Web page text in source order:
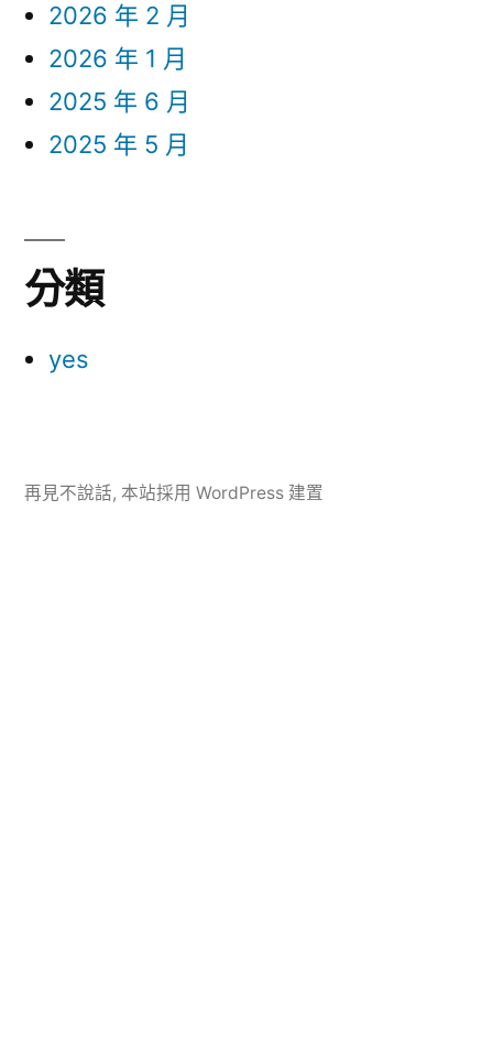
2026 年 2 月
2026 年 1 月
2025 年 6 月
2025 年 5 月
分類
yes
再見不說話, 本站採用 WordPress 建置